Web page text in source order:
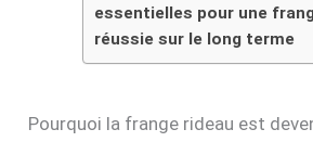
essentielles pour une
réussie sur le long terme
Pourquoi la frange rideau est